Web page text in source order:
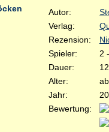
Autor:
Verlag:
Rezension:
Spieler:
2
Dauer:
Alter:
Jahr:
Bewertung: